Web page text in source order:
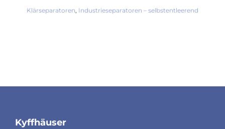
Klärseparatoren, Industrieseparatoren – selbstentleerend
Kyffhäuser